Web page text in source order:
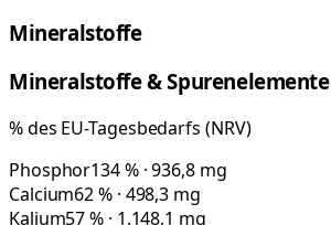
Mineralstoffe
Mineralstoffe & Spurenelemente
% des EU-Tagesbedarfs (NRV)
Phosphor134 % · 936,8 mg
Calcium62 % · 498,3 mg
Kalium57 % · 1.148,1 mg